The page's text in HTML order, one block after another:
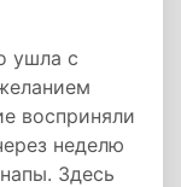
ушла с
восприняли
неделю
Здесь